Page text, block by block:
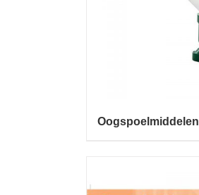
Oogspoelmiddelen